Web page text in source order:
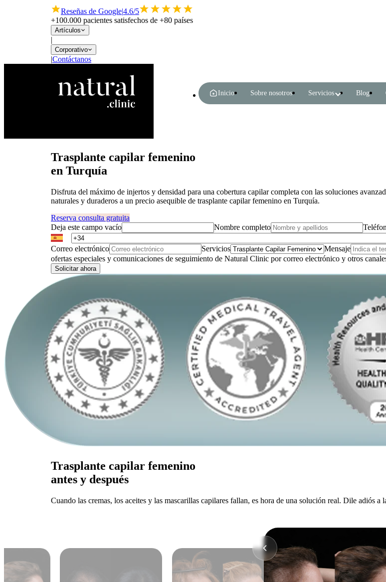
Reseñas de Google|4.6/5
+100.000 pacientes satisfechos de +80 países
Artículos
|
Corporativo
|Contáctanos
Inicio Sobre nosotros Servicios Blog
Trasplante capilar femenino
en Turquía
Disfruta del máximo de injertos y densidad para una cobertura capilar completa con las soluciones
naturales y duraderos a un precio asequible de trasplante capilar femenino en Turquía.
Reserva consulta gratuita
Deja este campo vacío
Nombre completo
Correo electrónico Servicios Mensaje
ofertas especiales y comunicaciones de seguimiento de Natural Clinic por correo electrónico y otros
Solicitar ahora
Trasplante capilar femenino
antes y después
Cuando las cremas, los aceites y las mascarillas capilares fallan, es hora de una solución real. Dile adiós a